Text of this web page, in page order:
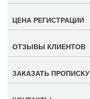
ЦЕНА РЕГИСТРАЦИИ
ОТЗЫВЫ КЛИЕНТОВ
ЗАКАЗАТЬ ПРОПИСКУ